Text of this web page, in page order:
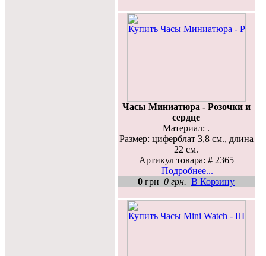
Часы Миниатюра - Розочки и
сердце
Материал: .
Размер: циферблат 3,8 см., длина
22 см.
Артикул товара: # 2365
Подробнее...
0 грн 0 грн. В Корзину